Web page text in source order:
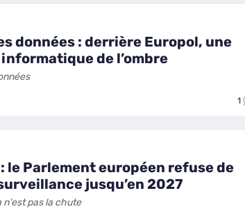
données : derrière Europol, une
de l’ombre
1
le Parlement européen refuse de
jusqu’en 2027
n'est pas la chute